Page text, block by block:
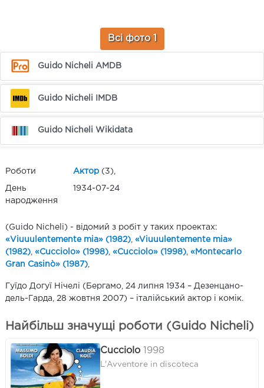
Всі фото 1
Guido Nicheli AMDB
Guido Nicheli IMDB
Guido Nicheli Wikidata
Роботи Актор (3),
День
народження
1934-07-24
(Guido Nicheli) - відомий з робіт у таких проектах:
«Viuuulentemente mia» (1982) «Viuuulentemente mia»
(1982) «Cucciolo» (1998) «Cucciolo» (1998) «Montecarlo
Gran Casinò» (1987)
Гуїдо Догуї Нічелі (Бергамо, 24 липня 1934 – Дезенцано-
дель-Гарда, 28 жовтня 2007) – італійський актор і комік.
Найбільш значущі роботи (Guido Nicheli)
Cucciolo 1998
L'Avventore in discoteca